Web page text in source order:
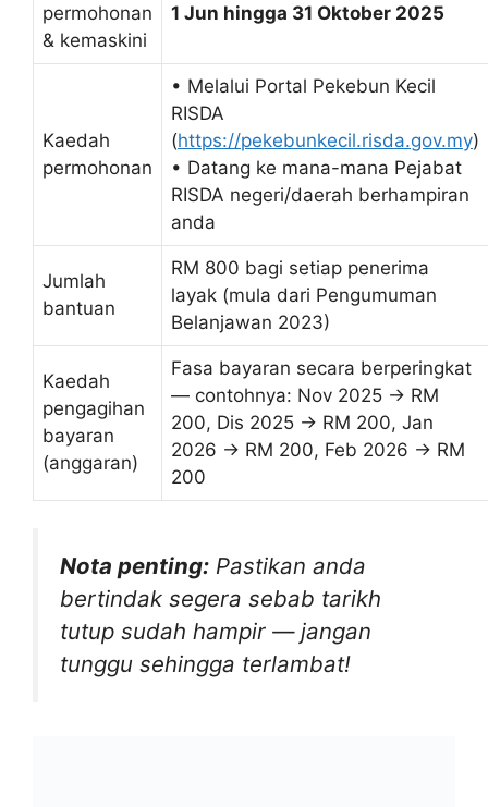
permohonan
& kemaskini
1 Jun hingga 31 Oktober 2025
Kaedah
permohonan
• Melalui Portal Pekebun Kecil
RISDA
(https://pekebunkecil.risda.gov.my)
• Datang ke mana-mana Pejabat
RISDA negeri/daerah berhampiran
anda
Jumlah
bantuan
RM 800 bagi setiap penerima
layak (mula dari Pengumuman
Belanjawan 2023)
Kaedah
pengagihan
bayaran
(anggaran)
Fasa bayaran secara berperingkat
— contohnya: Nov 2025 → RM
200, Dis 2025 → RM 200, Jan
2026 → RM 200, Feb 2026 → RM
200
Nota penting: Pastikan anda
bertindak segera sebab tarikh
tutup sudah hampir — jangan
tunggu sehingga terlambat!